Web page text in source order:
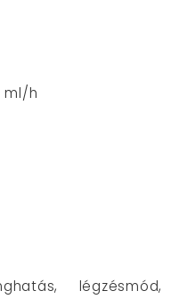
ml/h
légzésmód,